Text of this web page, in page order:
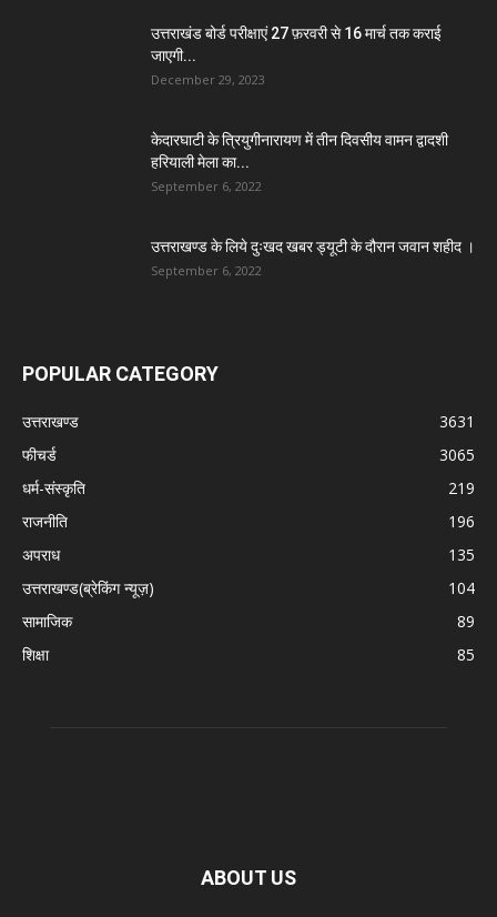
उत्तराखंड बोर्ड परीक्षाएं 27 फ़रवरी से 16 मार्च तक कराई
जाएगी...
December 29, 2023
केदारघाटी के त्रियुगीनारायण में तीन दिवसीय वामन द्वादशी
हरियाली मेला का...
September 6, 2022
उत्तराखण्ड के लिये दुःखद खबर ड्यूटी के दौरान जवान शहीद ।
September 6, 2022
POPULAR CATEGORY
उत्तराखण्ड
3631
फीचर्ड
3065
धर्म-संस्कृति
219
राजनीति
196
अपराध
135
उत्तराखण्ड(ब्रेकिंग न्यूज़)
104
सामाजिक
89
शिक्षा
85
ABOUT US